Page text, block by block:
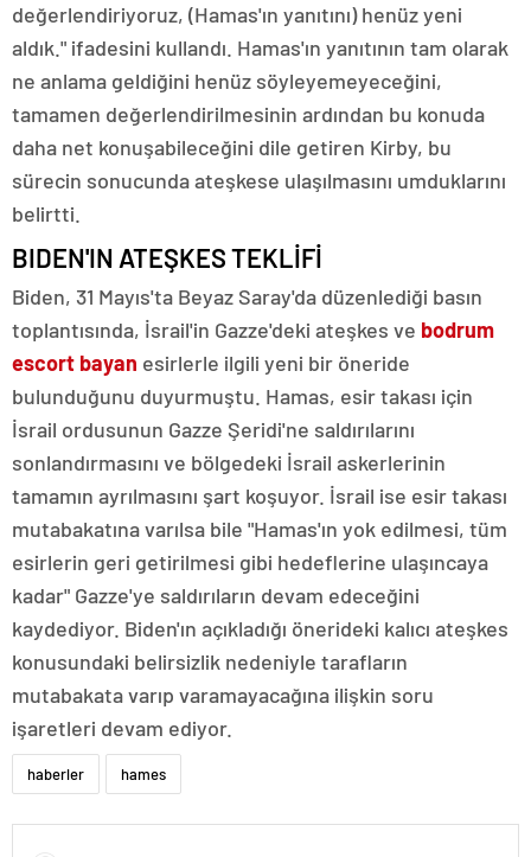
değerlendiriyoruz, (Hamas'ın yanıtını) henüz yeni
aldık." ifadesini kullandı. Hamas'ın yanıtının tam olarak
ne anlama geldiğini henüz söyleyemeyeceğini,
tamamen değerlendirilmesinin ardından bu konuda
daha net konuşabileceğini dile getiren Kirby, bu
sürecin sonucunda ateşkese ulaşılmasını umduklarını
belirtti.
BIDEN'IN ATEŞKES TEKLİFİ
Biden, 31 Mayıs'ta Beyaz Saray'da düzenlediği basın
toplantısında, İsrail'in Gazze'deki ateşkes ve bodrum
escort bayan esirlerle ilgili yeni bir öneride
bulunduğunu duyurmuştu. Hamas, esir takası için
İsrail ordusunun Gazze Şeridi'ne saldırılarını
sonlandırmasını ve bölgedeki İsrail askerlerinin
tamamın ayrılmasını şart koşuyor. İsrail ise esir takası
mutabakatına varılsa bile "Hamas'ın yok edilmesi, tüm
esirlerin geri getirilmesi gibi hedeflerine ulaşıncaya
kadar" Gazze'ye saldırıların devam edeceğini
kaydediyor. Biden'ın açıkladığı önerideki kalıcı ateşkes
konusundaki belirsizlik nedeniyle tarafların
mutabakata varıp varamayacağına ilişkin soru
işaretleri devam ediyor.
haberler hames